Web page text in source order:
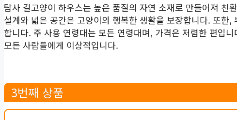
탐사 길고양이 하우스는 높은 품질의 자연 소재로 만들어져 친
설계와 넓은 공간은 고양이의 행복한 생활을 보장합니다. 또한
합니다. 주 사용 연령대는 모든 연령대며, 가격은 저렴한 편입
모든 사람들에게 이상적입니다.
3번째 상품